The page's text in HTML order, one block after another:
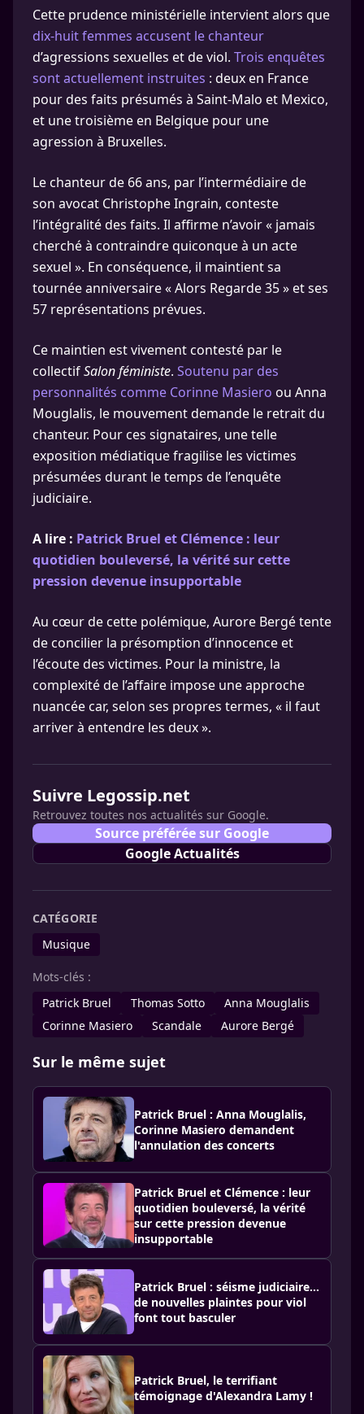
Cette prudence ministérielle intervient alors que
dix-huit femmes accusent le chanteur
d’agressions sexuelles et de viol. Trois enquêtes
sont actuellement instruites : deux en France
pour des faits présumés à Saint-Malo et Mexico,
et une troisième en Belgique pour une
agression à Bruxelles.
Le chanteur de 66 ans, par l’intermédiaire de
son avocat Christophe Ingrain, conteste
l’intégralité des faits. Il affirme n’avoir « jamais
cherché à contraindre quiconque à un acte
sexuel ». En conséquence, il maintient sa
tournée anniversaire « Alors Regarde 35 » et ses
57 représentations prévues.
Ce maintien est vivement contesté par le
collectifSalon féministe. Soutenu par des
personnalités comme Corinne Masiero ou Anna
Mouglalis, le mouvement demande le retrait du
chanteur. Pour ces signataires, une telle
exposition médiatique fragilise les victimes
présumées durant le temps de l’enquête
judiciaire.
A lire : Patrick Bruel et Clémence : leur
quotidien bouleversé, la vérité sur cette
pression devenue insupportable
Au cœur de cette polémique, Aurore Bergé tente
de concilier la présomption d’innocence et
l’écoute des victimes. Pour la ministre, la
complexité de l’affaire impose une approche
nuancée car, selon ses propres termes, « il faut
arriver à entendre les deux ».
Suivre Legossip.net
Retrouvez toutes nos actualités sur Google.
Source préférée sur Google
Google Actualités
CATÉGORIE
Musique
Mots-clés :
Patrick Bruel
Thomas Sotto
Anna Mouglalis
Corinne Masiero
Scandale Aurore Bergé
Sur le même sujet
Patrick Bruel : Anna Mouglalis,
Corinne Masiero demandent
l'annulation des concerts
Patrick Bruel et Clémence : leur
quotidien bouleversé, la vérité
sur cette pression devenue
insupportable
Patrick Bruel : séisme judiciaire…
de nouvelles plaintes pour viol
font tout basculer
Patrick Bruel, le terrifiant
témoignage d'Alexandra Lamy !